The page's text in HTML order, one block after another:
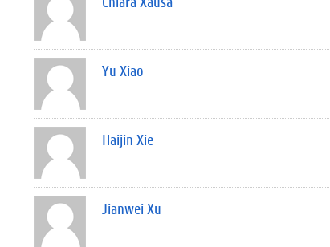
Yu Xiao
Haijin Xie
Jianwei Xu